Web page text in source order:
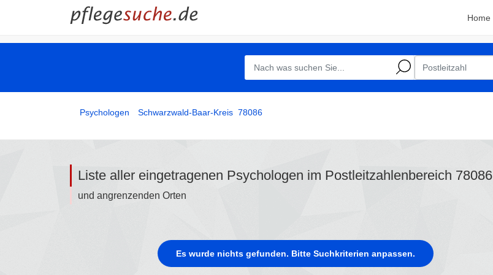
Psychologen Schwarzwald-Baar-Kreis 78086
Liste aller eingetragenen Psychologen im Postleitzahlenbereich 78086
und angrenzenden Orten
Es wurde nichts gefunden. Bitte Suchkriterien anpassen.
Home